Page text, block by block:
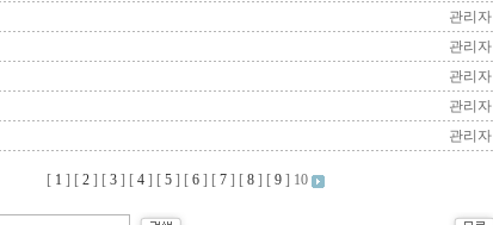
관리자
관리자
관리자
관리자
관리자
[ 1 ] [ 2] [ 3] [ 4] [ 5] [ 6] [ 7] [ 8] [ 9] 10